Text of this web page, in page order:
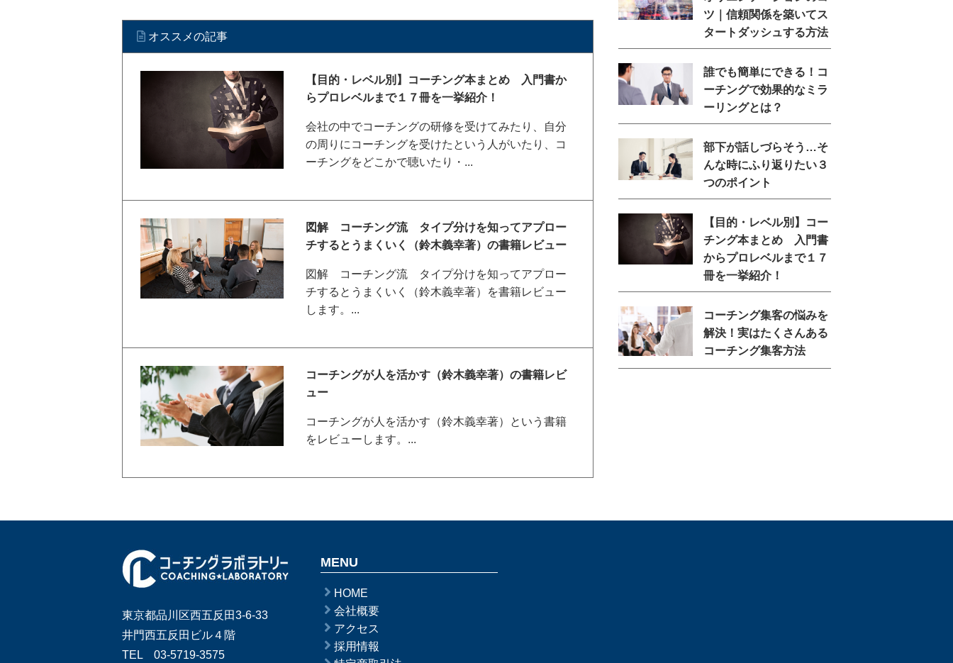
オススメの記事
【目的・レベル別】コーチング本まとめ 入門書か
らプロレベルまで１７冊を一挙紹介！
会社の中でコーチングの研修を受けてみたり、自分
の周りにコーチングを受けたという人がいたり、コ
ーチングをどこかで聴いたり・...
図解 コーチング流 タイプ分けを知ってアプロー
チするとうまくいく（鈴木義幸著）の書籍レビュー
図解 コーチング流 タイプ分けを知ってアプロー
チするとうまくいく（鈴木義幸著）を書籍レビュー
します。...
コーチングが人を活かす（鈴木義幸著）の書籍レビ
ュー
コーチングが人を活かす（鈴木義幸著）という書籍
をレビューします。...
ツ｜信頼関係を築いてス
タートダッシュする方法
誰でも簡単にできる！コ
ーチングで効果的なミラ
ーリングとは？
部下が話しづらそう…そ
んな時にふり返りたい３
つのポイント
【目的・レベル別】コー
チング本まとめ 入門書
からプロレベルまで１７
冊を一挙紹介！
コーチング集客の悩みを
解決！実はたくさんある
コーチング集客方法
東京都品川区西五反田3-6-33
井門西五反田ビル４階
TEL 03-5719-3575
MENU
HOME
会社概要
アクセス
採用情報